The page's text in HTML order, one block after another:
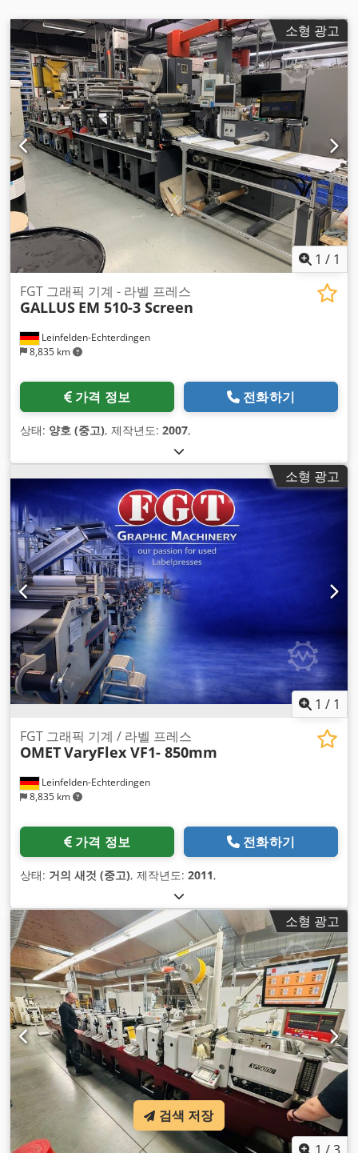
소형 광고
1 / 1
Leinfelden-Echterdingen
8,835 km
FGT 그래픽 기계 - 라벨 프레스
GALLUS EM 510-3 Screen
가격 정보 전화하기
상태: 양호 (중고), 제작년도: 2007,
소형 광고
1 / 1
Leinfelden-Echterdingen
8,835 km
FGT 그래픽 기계 / 라벨 프레스
OMETVaryFlex VF1- 850mm
가격 정보 전화하기
상태: 거의 새것 (중고), 제작년도: 2011,
소형 광고
검색 저장